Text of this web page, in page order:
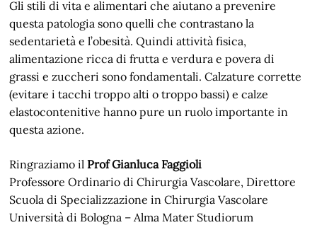
Gli stili di vita e alimentari che aiutano a prevenire
questa patologia sono quelli che contrastano la
sedentarietà e l’obesità. Quindi attività fisica,
alimentazione ricca di frutta e verdura e povera di
grassi e zuccheri sono fondamentali. Calzature corrette
(evitare i tacchi troppo alti o troppo bassi) e calze
elastocontenitive hanno pure un ruolo importante in
questa azione.
Ringraziamo ilProf Gianluca Faggioli
Professore Ordinario di Chirurgia Vascolare, Direttore
Scuola di Specializzazione in Chirurgia Vascolare
Università di Bologna – Alma Mater Studiorum